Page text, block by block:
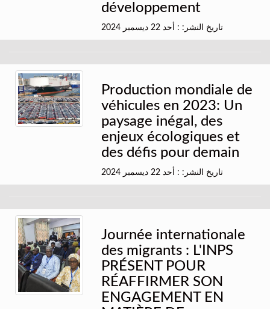
développement
تاريخ النشر: : أحد 22 ديسمبر 2024
Production mondiale de
véhicules en 2023: Un
paysage inégal, des
enjeux écologiques et
des défis pour demain
تاريخ النشر: : أحد 22 ديسمبر 2024
Journée internationale
des migrants : L'INPS
PRÉSENT POUR
RÉAFFIRMER SON
ENGAGEMENT EN